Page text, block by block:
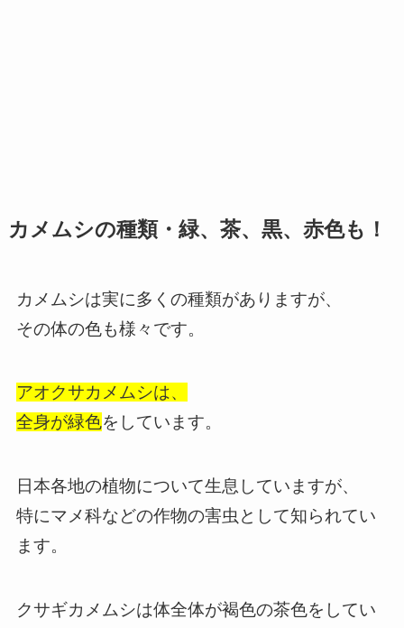
カメムシの種類・緑、茶、黒、赤色も！
カメムシは実に多くの種類がありますが、
その体の色も様々です。
アオクサカメムシは、
全身が緑色をしています。
日本各地の植物について生息していますが、
特にマメ科などの作物の害虫として知られてい
ます。
クサギカメムシは体全体が褐色の茶色をしてい